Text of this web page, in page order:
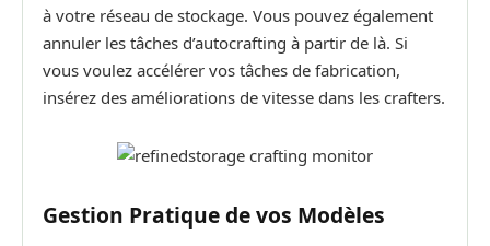
à votre réseau de stockage. Vous pouvez également
annuler les tâches d’autocrafting à partir de là. Si
vous voulez accélérer vos tâches de fabrication,
insérez des améliorations de vitesse dans les crafters.
Gestion Pratique de vos Modèles